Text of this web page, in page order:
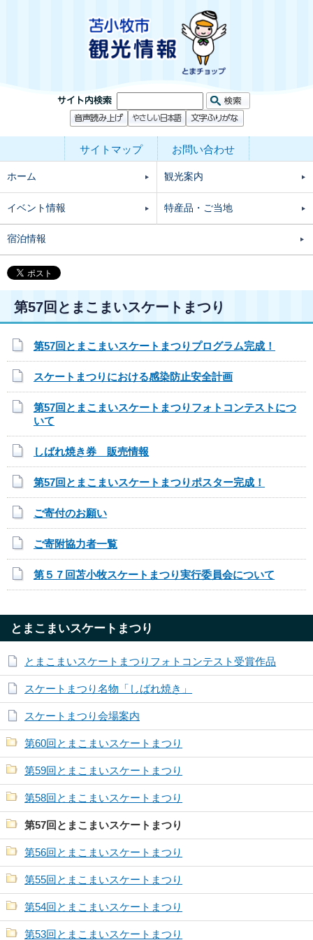
サイトマップ お問い合わせ
ホーム 観光案内
イベント情報 特産品・ご当地
宿泊情報
第57回とまこまいスケートまつり
第57回とまこまいスケートまつりプログラム完成！
スケートまつりにおける感染防止安全計画
第57回とまこまいスケートまつりフォトコンテストにつ
いて
しばれ焼き券 販売情報
第57回とまこまいスケートまつりポスター完成！
ご寄付のお願い
ご寄附協力者一覧
第５７回苫小牧スケートまつり実行委員会について
とまこまいスケートまつり
とまこまいスケートまつりフォトコンテスト受賞作品
スケートまつり名物「しばれ焼き」
スケートまつり会場案内
第60回とまこまいスケートまつり
第59回とまこまいスケートまつり
第58回とまこまいスケートまつり
第57回とまこまいスケートまつり
第56回とまこまいスケートまつり
第55回とまこまいスケートまつり
第54回とまこまいスケートまつり
第53回とまこまいスケートまつり